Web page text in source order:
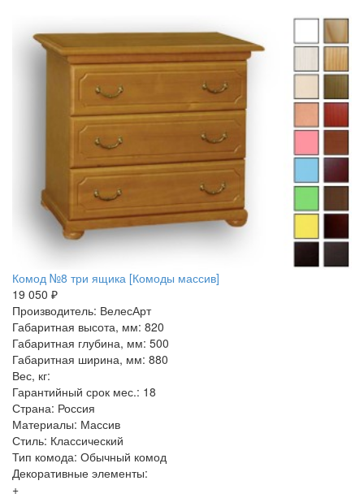
Комод №8 три ящика [Комоды массив]
19 050 ₽
Производитель: ВелесАрт
Габаритная высота, мм: 820
Габаритная глубина, мм: 500
Габаритная ширина, мм: 880
Вес, кг:
Гарантийный срок мес.: 18
Страна: Россия
Материалы: Массив
Стиль: Классический
Тип комода: Обычный комод
Декоративные элементы:
+